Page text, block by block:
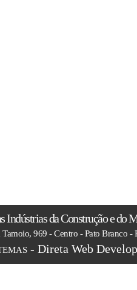
Indústrias da Construção e do
Tamoio, 969 - Centro - Pato Branco -
- Direta Web